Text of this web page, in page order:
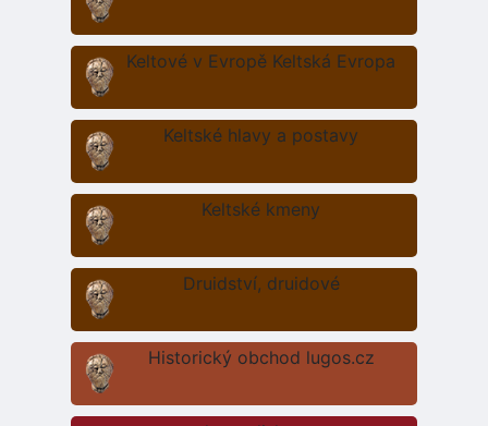
Keltové v Evropě Keltská Evropa
Keltské hlavy a postavy
Keltské kmeny
Druidství, druidové
Historický obchod lugos.cz